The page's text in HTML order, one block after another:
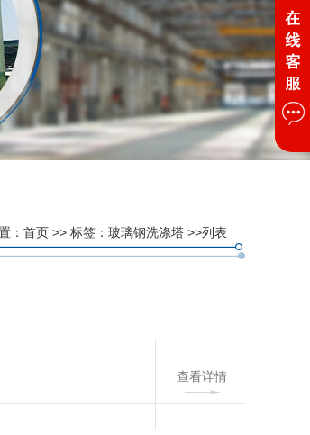
： 首页 >> 标签：玻璃钢洗涤塔 >>列表
查看详情